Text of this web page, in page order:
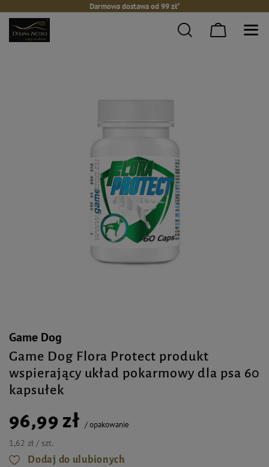
Darmowa dostawa od 99 zł*
Game Dog
Game Dog Flora Protect produkt
wspierający układ pokarmowy dla psa 60
kapsułek
96,99 zł /opakowanie
1,62 zł / szt.
Dodaj do ulubionych